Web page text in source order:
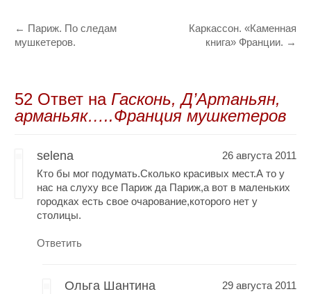
← Париж. По следам
мушкетеров.
Каркассон. «Каменная
книга» Франции. →
52 Oтвет на Гасконь, Д’Артаньян,
арманьяк…..Франция мушкетеров
selena
26 августа 2011
Кто бы мог подумать.Сколько красивых мест.А то у
нас на слуху все Париж да Париж,а вот в маленьких
городках есть свое очарование,которого нет у
столицы.
Ответить
Ольга Шантина
29 августа 2011